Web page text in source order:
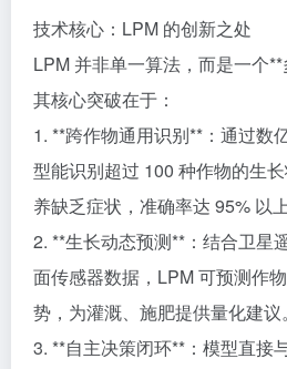
技术核心：LPM 的创新之处
LPM 并非单一算法，而是一个**
其核心突破在于：
1. **跨作物通用识别**：通过数
型能识别超过 100 种作物的生
养缺乏症状，准确率达 95% 以上
2. **生长动态预测**：结合卫星
面传感器数据，LPM 可预测作
势，为灌溉、施肥提供量化建议。
3. **自主决策闭环**：模型直接